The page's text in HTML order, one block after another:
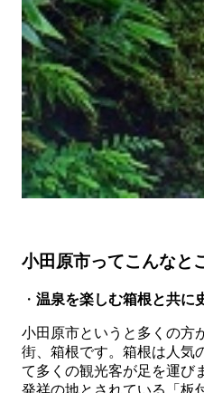
小田原市ってこんなと
・ 温泉を楽しむ箱根と共に
小田原市というと多くの方
街、箱根です。箱根は人気
て多くの観光客が足を運び
発祥の地とされている「板